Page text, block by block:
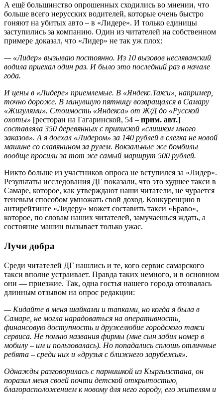
А ещё большинство опрошенных сходились во мнении, что
больше всего нерусских водителей, которые очень быстро
гоняют на убитых авто – в «Лидере». И только единицы
заступились за компанию. Один из читателей на собственном
примере доказал, что «Лидер» не так уж плох:
— «Лидер» вызываю постоянно. Из 10 вызовов несляванский
водила приехал один раз. И было это последний раз в начале
года.
И цены в «Лидере» приемлемые. В «Яндекс.Такси», например,
точно дороже. В минувшую пятницу возвращался в Самару
«Жигулями». Стоимость «Яндекса» от Ж/Д до «Русской
охоты» [ресторан на Гагаринской, 54 – прим. авт.]
составляла 350 деревянных с припиской «слишком много
заказов». А я доехал «Лидером» за 140 рублей в слегка не новой
машине со славянином за рулем. Вокзальные же бомбилы
вообще просили за тот же самый маршрут 500 рублей.
Никто больше из участников опроса не вступился за «Лидер».
Результаты исследования ДГ показали, что это худшее такси в
Самаре, которое, как утверждают наши читатели, не чурается
теневым способом умножать свой доход. Конкуренцию в
антирейтинге «Лидеру» может составить такси «Браво»,
которое, по словам наших читателей, замучаешься ждать, а
состояние машин вызывает только ужас.
Лучи добра
Среди читателей ДГ нашлись и те, кого сервис самарского
такси вполне устраивает. Правда таких немного, и в основном
они — приезжие. Так, одна гостья нашего города отозвалась
длинным отзывом на опрос редакции:
— Кидайте в меня шайками и тапками, но когда я была в
Самаре, не могла нарадоваться на оперативность,
финансовую доступность и дружелюбие городского такси
сервиса. Не помню названия фирмы (мне сын забил номер в
мобилу – им и пользовалась). Но попадались сплошь отличные
ребята – среди них и «друзья с ближнего зарубежья».
Однажды разговорилась с парнишкой из Кыргызстана, он
поразил меня своей почти детской открытостью,
благорасположением к новому для него городу, его жителям и